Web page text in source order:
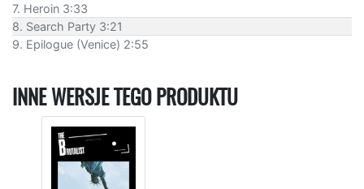
7. Heroin 3:33
8. Search Party 3:21
9. Epilogue (Venice) 2:55
INNE WERSJE TEGO PRODUKTU